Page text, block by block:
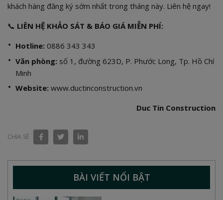
khách hàng đăng ký sớm nhất trong tháng này. Liên hệ ngay!
📞 LIÊN HỆ KHẢO SÁT & BÁO GIÁ MIỄN PHÍ:
Hotline: 0886 343 343
Văn phòng: số 1, đường 623D, P. Phước Long, Tp. Hồ Chí
Minh
Website: www.ductinconstruction.vn
Duc Tin Construction
CHIA SẺ
BÀI VIẾT NỔI BẬT